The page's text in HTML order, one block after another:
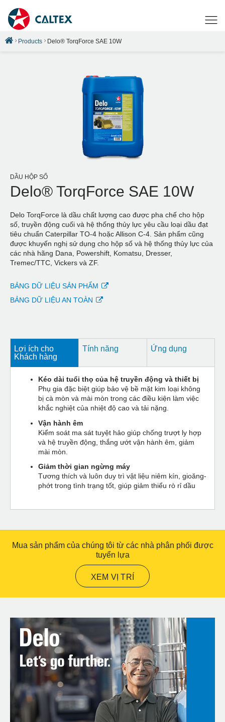
Products Delo® TorqForce SAE 10W
DẦU HỘP SỐ
Delo® TorqForce SAE 10W
Delo TorqForce là dầu chất lượng cao được pha chế cho hộp
số, truyền động cuối và hệ thống thủy lực yêu cầu loại dầu đạt
tiêu chuẩn Caterpillar TO-4 hoặc Allison C-4. Sản phẩm cũng
được khuyến nghị sử dụng cho hộp số và hệ thống thủy lực của
các nhà hãng Dana, Powershift, Komatsu, Dresser,
Tremec/TTC, Vickers và ZF.
BẢNG DỮ LIỆU SẢN PHẨM
BẢNG DỮ LIỆU AN TOÀN
Lợi ích cho
Khách hàng
Tính năng Ứng dụng
Kéo dài tuổi thọ của hệ truyền động và thiết bị
Phụ gia đặc biệt giúp bảo vệ bề mặt kim loại không
bị cà mòn và mài mòn trong các điều kiện làm việc
khắc nghiệt của nhiệt độ cao và tải nặng.
Vận hành êm
Kiểm soát ma sát tuyệt hảo giúp chống trượt ly hợp
và hệ truyền động, thắng ướt vận hành êm, giảm
mài mòn.
Giảm thời gian ngừng máy
Tương thích và luôn duy trì vật liệu niêm kín, gioăng-
phớt trong tình trạng tốt, giúp giảm thiểu rò rỉ dầu
Mua sản phẩm của chúng tôi từ các nhà phân phối được
tuyển lựa
XEM VỊ TRÍ